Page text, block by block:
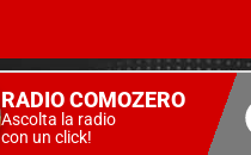
RADIO COMOZERO
Ascolta la radio
con un click!